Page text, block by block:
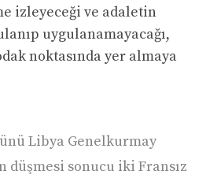
izleyeceği ve adaletin
uygulanamayacağı,
noktasında yer almaya
Libya Genelkurmay
düşmesi sonucu iki Fransız